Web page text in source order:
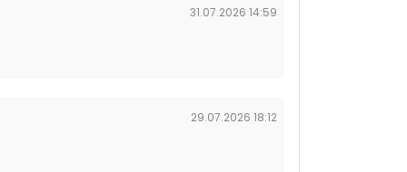
31.07.2026 14:59
29.07.2026 18:12